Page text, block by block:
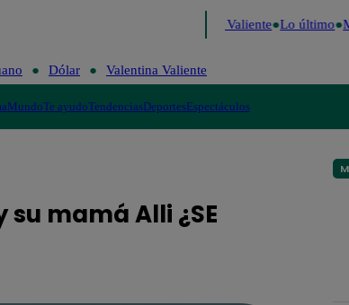
Valentina Valiente Lo último
Dólar Valentina Valiente
MundoTe ayudoTendenciasDeportesEspectáculos
su mamá Alli ¿SE